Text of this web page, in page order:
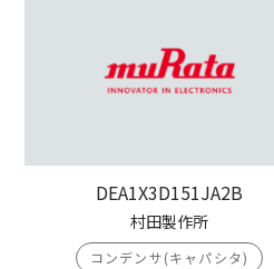
DEA1X3D151JA2B
村田製作所
コンデンサ(キャパシタ)